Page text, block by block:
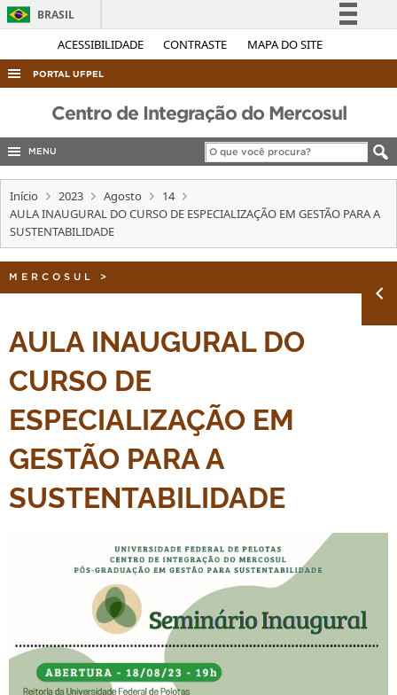
ACESSIBILIDADE CONTRASTE MAPA DO SITE
BRASIL
Simplifique!
Acesso à informação
Legislação
Canais
PORTAL UFPEL
ACESSO À INFORMAÇÃO
COBALTO
CONCURSOS
TELEFONES
Centro de Integração do Mercosul
MENU
Início 2023 Agosto
14
AULA INAUGURAL DO CURSO DE ESPECIALIZAÇÃO EM GESTÃO PARA A
SUSTENTABILIDADE
MERCOSUL >
AULA INAUGURAL DO
CURSO DE
ESPECIALIZAÇÃO EM
GESTÃO PARA A
SUSTENTABILIDADE